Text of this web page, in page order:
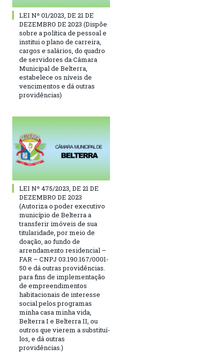
LEI Nº 01/2023, DE 21 DE
DEZEMBRO DE 2023 (Dispõe
sobre a política de pessoal e
institui o plano de carreira,
cargos e salários, do quadro
de servidores da Câmara
Municipal de Belterra,
estabelece os níveis de
vencimentos e dá outras
providências)
LEI Nº 475/2023, DE 21 DE
DEZEMBRO DE 2023
(Autoriza o poder executivo
município de Belterra a
transferir imóveis de sua
titularidade, por meio de
doação, ao fundo de
arrendamento residencial –
FAR – CNPJ 03.190.167/0001-
50 e dá outras providências.
para fins de implementação
de empreendimentos
habitacionais de interesse
social pelos programas
minha casa minha vida,
Belterra I e Belterra II, ou
outros que vierem a substituí-
los, e dá outras
providências.)